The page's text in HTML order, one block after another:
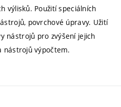
výlisků. Použití speciálních
povrchové úpravy. Užití
nástrojů pro zvýšení jejich
nástrojů výpočtem.